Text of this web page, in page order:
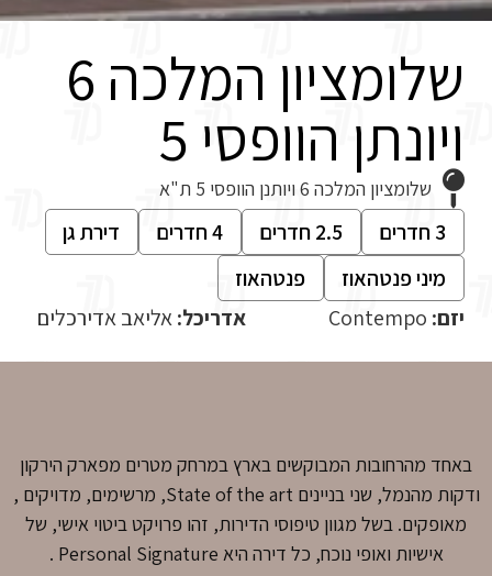
שלומציון המלכה 6
ויונתן הוופסי 5
שלומציון המלכה 6 ויותנן הוופסי 5 ת"א
3 חדרים 2.5 חדרים 4 חדרים
דירת גן
מיני פנטהאוז
פנטהאוז
יזם:
אדריכל:אליאב אדירכלים
באחד מהרחובות המבוקשים בארץ במרחק מטרים מפארק הירקון
ודקות מהנמל, שני בניינים State of the art, מרשימים, מדויקים ,
מאופקים. בשל מגוון טיפוסי הדירות, זהו פרויקט ביטוי אישי, של
אישיות ואופי נוכח, כל דירה היא Personal Signature .